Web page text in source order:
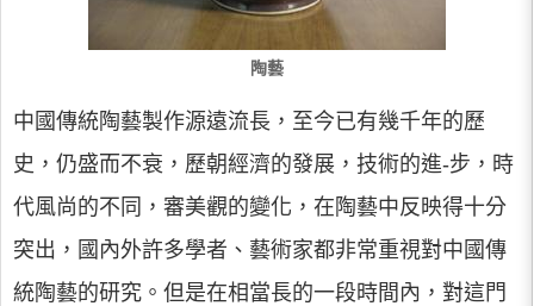
陶藝
中國傳統陶藝製作源遠流長，至今已有幾千年的歷
史，仍盛而不衰，歷朝經濟的發展，技術的進-步，時
代風尚的不同，審美觀的變化，在陶藝中反映得十分
突出，國內外許多學者、藝術家都非常重視對中國傳
統陶藝的研究。但是在相當長的一段時間內，對這門